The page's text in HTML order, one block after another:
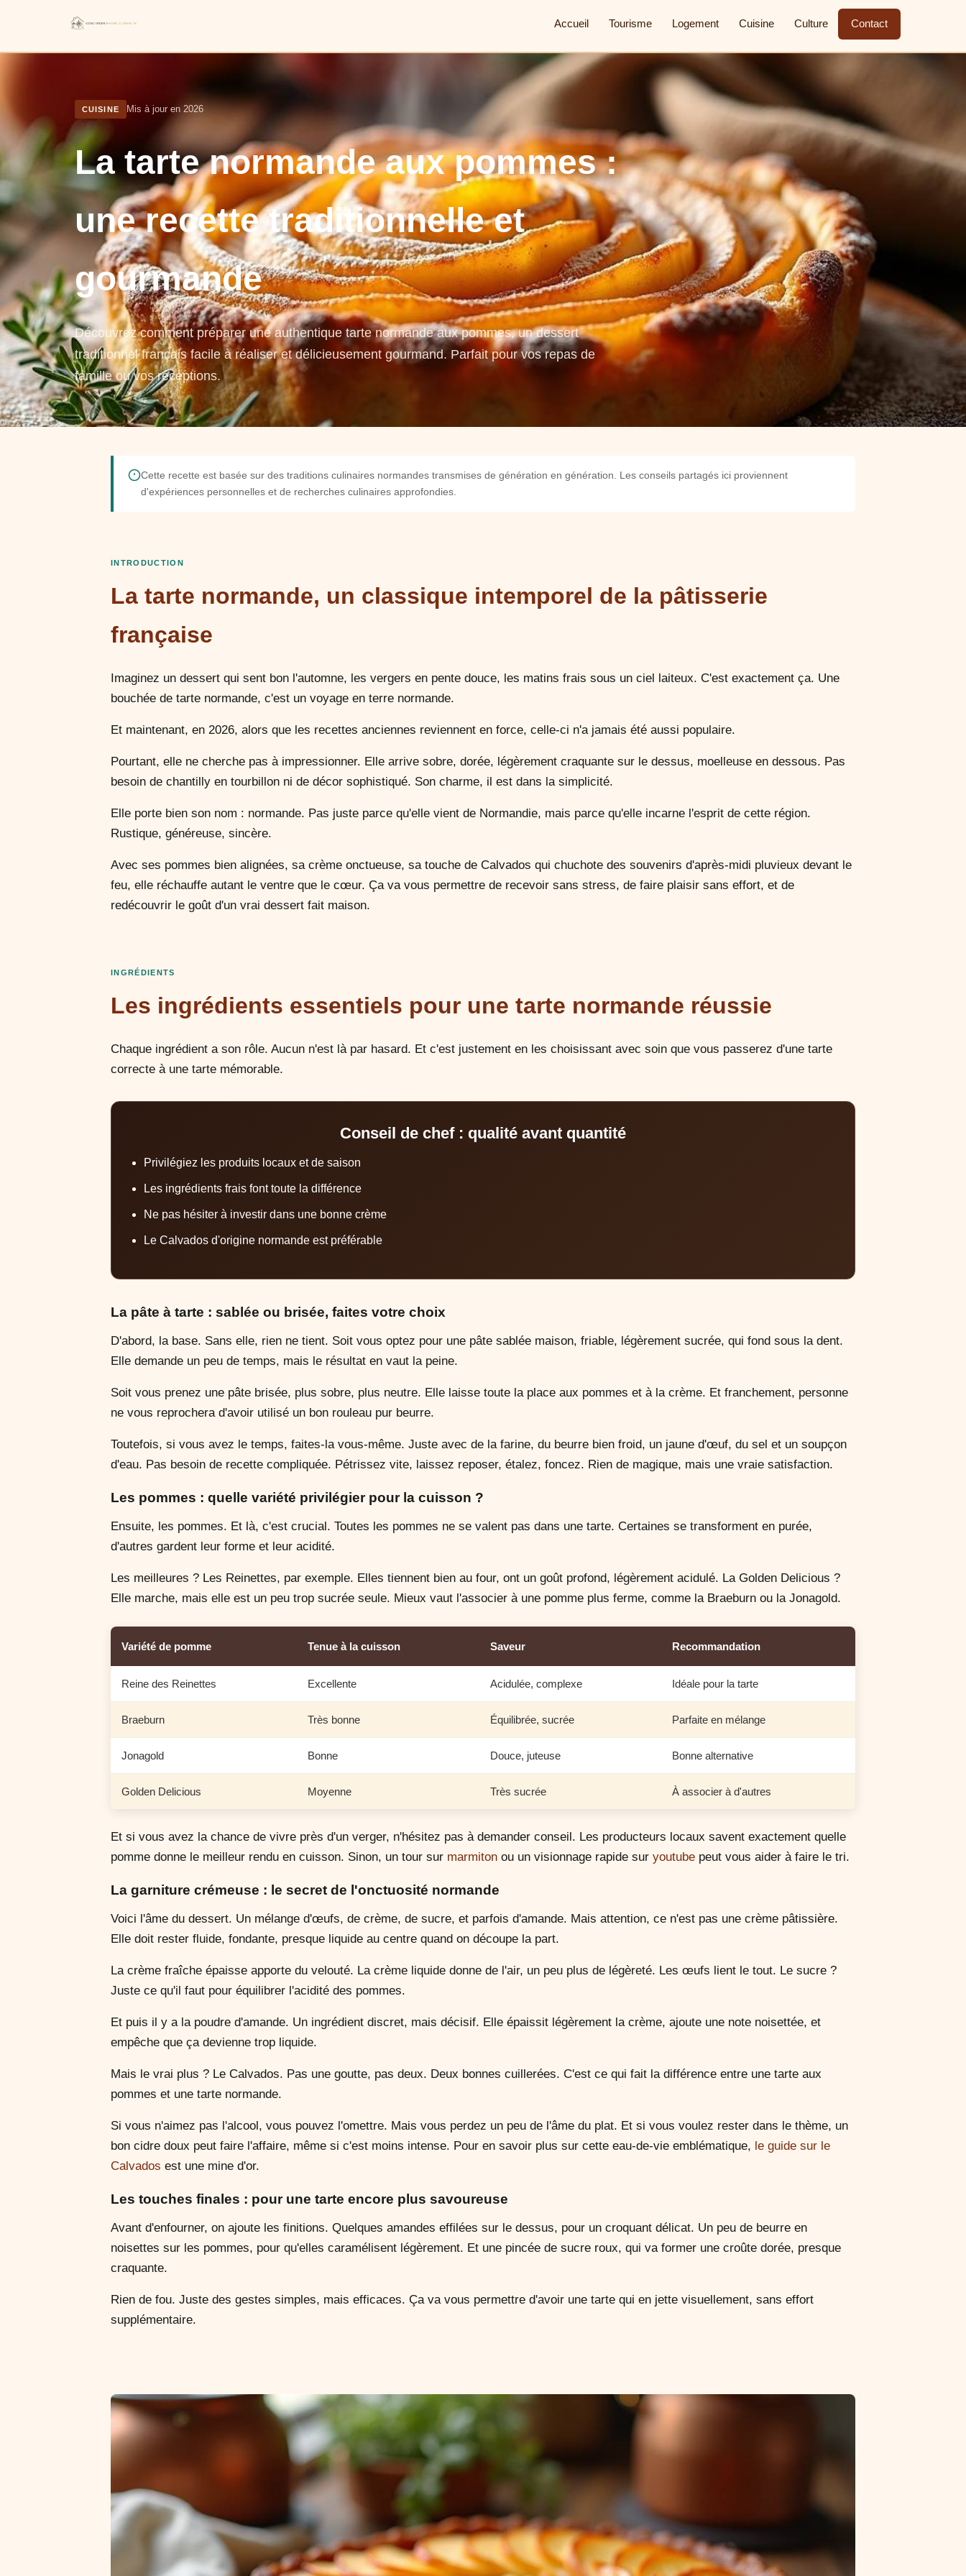
Accueil Tourisme Logement Cuisine Culture Contact
CUISINE Mis à jour en 2026
La tarte normande aux pommes :
une recette traditionnelle et
gourmande
Découvrez comment préparer une authentique tarte normande aux pommes, un dessert
traditionnel français facile à réaliser et délicieusement gourmand. Parfait pour vos repas de
famille ou vos réceptions.
Cette recette est basée sur des traditions culinaires normandes transmises de génération en génération. Les conseils partagés ici proviennent
d'expériences personnelles et de recherches culinaires approfondies.
INTRODUCTION
La tarte normande, un classique intemporel de la pâtisserie
française
Imaginez un dessert qui sent bon l'automne, les vergers en pente douce, les matins frais sous un ciel laiteux. C'est exactement ça. Une
bouchée de tarte normande, c'est un voyage en terre normande.
Et maintenant, en 2026, alors que les recettes anciennes reviennent en force, celle-ci n'a jamais été aussi populaire.
Pourtant, elle ne cherche pas à impressionner. Elle arrive sobre, dorée, légèrement craquante sur le dessus, moelleuse en dessous. Pas
besoin de chantilly en tourbillon ni de décor sophistiqué. Son charme, il est dans la simplicité.
Elle porte bien son nom : normande. Pas juste parce qu'elle vient de Normandie, mais parce qu'elle incarne l'esprit de cette région.
Rustique, généreuse, sincère.
Avec ses pommes bien alignées, sa crème onctueuse, sa touche de Calvados qui chuchote des souvenirs d'après-midi pluvieux devant le
feu, elle réchauffe autant le ventre que le cœur. Ça va vous permettre de recevoir sans stress, de faire plaisir sans effort, et de
redécouvrir le goût d'un vrai dessert fait maison.
INGRÉDIENTS
Les ingrédients essentiels pour une tarte normande réussie
Chaque ingrédient a son rôle. Aucun n'est là par hasard. Et c'est justement en les choisissant avec soin que vous passerez d'une tarte
correcte à une tarte mémorable.
Conseil de chef : qualité avant quantité
Privilégiez les produits locaux et de saison
Les ingrédients frais font toute la différence
Ne pas hésiter à investir dans une bonne crème
Le Calvados d'origine normande est préférable
La pâte à tarte : sablée ou brisée, faites votre choix
D'abord, la base. Sans elle, rien ne tient. Soit vous optez pour une pâte sablée maison, friable, légèrement sucrée, qui fond sous la dent.
Elle demande un peu de temps, mais le résultat en vaut la peine.
Soit vous prenez une pâte brisée, plus sobre, plus neutre. Elle laisse toute la place aux pommes et à la crème. Et franchement, personne
ne vous reprochera d'avoir utilisé un bon rouleau pur beurre.
Toutefois, si vous avez le temps, faites-la vous-même. Juste avec de la farine, du beurre bien froid, un jaune d'œuf, du sel et un soupçon
d'eau. Pas besoin de recette compliquée. Pétrissez vite, laissez reposer, étalez, foncez. Rien de magique, mais une vraie satisfaction.
Les pommes : quelle variété privilégier pour la cuisson ?
Ensuite, les pommes. Et là, c'est crucial. Toutes les pommes ne se valent pas dans une tarte. Certaines se transforment en purée,
d'autres gardent leur forme et leur acidité.
Les meilleures ? Les Reinettes, par exemple. Elles tiennent bien au four, ont un goût profond, légèrement acidulé. La Golden Delicious ?
Elle marche, mais elle est un peu trop sucrée seule. Mieux vaut l'associer à une pomme plus ferme, comme la Braeburn ou la Jonagold.
Variété de pomme Tenue à la cuisson Saveur Recommandation
Reine des Reinettes Excellente Acidulée, complexe Idéale pour la tarte
Braeburn Très bonne Équilibrée, sucrée Parfaite en mélange
Jonagold Bonne Douce, juteuse Bonne alternative
Golden Delicious Moyenne Très sucrée À associer à d'autres
Et si vous avez la chance de vivre près d'un verger, n'hésitez pas à demander conseil. Les producteurs locaux savent exactement quelle
pomme donne le meilleur rendu en cuisson. Sinon, un tour sur marmiton ou un visionnage rapide sur youtube peut vous aider à faire le tri.
La garniture crémeuse : le secret de l'onctuosité normande
Voici l'âme du dessert. Un mélange d'œufs, de crème, de sucre, et parfois d'amande. Mais attention, ce n'est pas une crème pâtissière.
Elle doit rester fluide, fondante, presque liquide au centre quand on découpe la part.
La crème fraîche épaisse apporte du velouté. La crème liquide donne de l'air, un peu plus de légèreté. Les œufs lient le tout. Le sucre ?
Juste ce qu'il faut pour équilibrer l'acidité des pommes.
Et puis il y a la poudre d'amande. Un ingrédient discret, mais décisif. Elle épaissit légèrement la crème, ajoute une note noisettée, et
empêche que ça devienne trop liquide.
Mais le vrai plus ? Le Calvados. Pas une goutte, pas deux. Deux bonnes cuillerées. C'est ce qui fait la différence entre une tarte aux
pommes et une tarte normande.
Si vous n'aimez pas l'alcool, vous pouvez l'omettre. Mais vous perdez un peu de l'âme du plat. Et si vous voulez rester dans le thème, un
bon cidre doux peut faire l'affaire, même si c'est moins intense. Pour en savoir plus sur cette eau-de-vie emblématique, le guide sur le
Calvados est une mine d'or.
Les touches finales : pour une tarte encore plus savoureuse
Avant d'enfourner, on ajoute les finitions. Quelques amandes effilées sur le dessus, pour un croquant délicat. Un peu de beurre en
noisettes sur les pommes, pour qu'elles caramélisent légèrement. Et une pincée de sucre roux, qui va former une croûte dorée, presque
craquante.
Rien de fou. Juste des gestes simples, mais efficaces. Ça va vous permettre d'avoir une tarte qui en jette visuellement, sans effort
supplémentaire.